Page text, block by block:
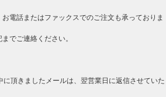
電話またはファックスでのご注文も承っておりま
でご連絡ください。
頂きましたメールは、翌営業日に返信させていた